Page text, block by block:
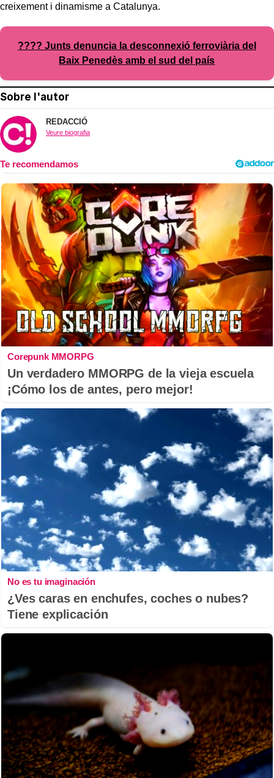
creixement i dinamisme a Catalunya.
???? Junts denuncia la desconnexió ferroviària del
Baix Penedès amb el sud del país
Sobre l'autor
REDACCIÓ
Veure biografia
Corepunk MMORPG
Un verdadero MMORPG de la vieja escuela
¡Cómo los de antes, pero mejor!
No es tu imaginación
¿Ves caras en enchufes, coches o nubes?
Tiene explicación